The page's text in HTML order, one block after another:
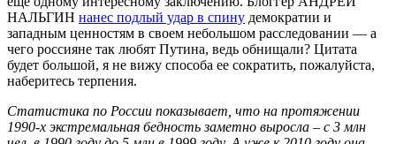
НАЛЬГИН нанес подлый удар в спину демократии и
западным ценностям в своем небольшом расследовании — а
чего россияне так любят Путина, ведь обнищали? Цитата
будет большой, я не вижу способа ее сократить, пожалуйста,
наберитесь терпения.
Статистика по России показывает, что на протяжении
1990-х экстремальная бедность заметно выросла – с 3 млн